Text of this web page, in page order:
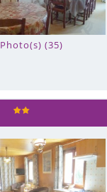
Photo(s) (35)